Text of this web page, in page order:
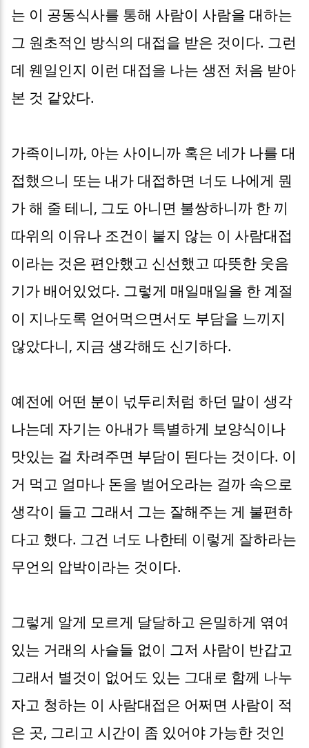
는 이 공동식사를 통해 사람이 사람을 대하는
그 원초적인 방식의 대접을 받은 것이다. 그런
데 웬일인지 이런 대접을 나는 생전 처음 받아
본 것 같았다.
가족이니까, 아는 사이니까 혹은 네가 나를 대
접했으니 또는 내가 대접하면 너도 나에게 뭔
가 해 줄 테니, 그도 아니면 불쌍하니까 한 끼
따위의 이유나 조건이 붙지 않는 이 사람대접
이라는 것은 편안했고 신선했고 따뜻한 웃음
기가 배어있었다. 그렇게 매일매일을 한 계절
이 지나도록 얻어먹으면서도 부담을 느끼지
않았다니, 지금 생각해도 신기하다.
예전에 어떤 분이 넋두리처럼 하던 말이 생각
나는데 자기는 아내가 특별하게 보양식이나
맛있는 걸 차려주면 부담이 된다는 것이다. 이
거 먹고 얼마나 돈을 벌어오라는 걸까 속으로
생각이 들고 그래서 그는 잘해주는 게 불편하
다고 했다. 그건 너도 나한테 이렇게 잘하라는
무언의 압박이라는 것이다.
그렇게 알게 모르게 달달하고 은밀하게 엮여
있는 거래의 사슬들 없이 그저 사람이 반갑고
그래서 별것이 없어도 있는 그대로 함께 나누
자고 청하는 이 사람대접은 어쩌면 사람이 적
은 곳, 그리고 시간이 좀 있어야 가능한 것인